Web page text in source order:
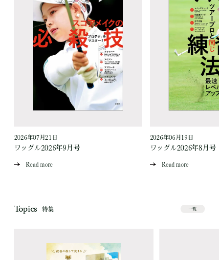
2026年07月21日
ワッグル2026年9月号
Read more
2026年06月19日
ワッグル2026年8月号
Read more
Topics 特集 一覧